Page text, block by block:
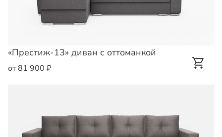
«Престиж-13» диван с оттоманкой
от 81 900 ₽